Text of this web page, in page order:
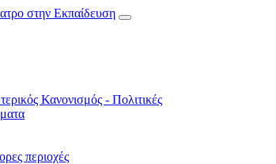
Κανονισμός - Πολιτικές
περιοχές